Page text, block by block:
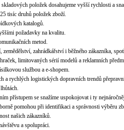
položek dosahujeme vyšší rychlosti a
tisíc druhů položek zboží.
katalogů.
požadavky na kvalitu.
metod.
zahrádkářství i běžného zákazníka,
limitovaných sérií modelů a reklamních
službou a e-shopem.
a rychlých logistických dopravních trendů
přístupem se snažíme uspokojovat i ty
pomohou při identifikaci a správnosti výběru
našich zákazníků.
a spolupráci.